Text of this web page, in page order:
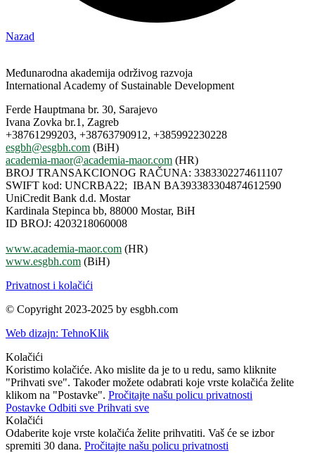
Nazad
Međunarodna akademija održivog razvoja
International Academy of Sustainable Development
Ferde Hauptmana br. 30, Sarajevo
Ivana Zovka br.1, Zagreb
+38761299203, +38763790912, +385992230228
esgbh@esgbh.com (BiH)
academia-maor@academia-maor.com (HR)
BROJ TRANSAKCIONOG RAČUNA: 3383302274611107
SWIFT kod: UNCRBA22; IBAN BA393383304874612590
UniCredit Bank d.d. Mostar
Kardinala Stepinca bb, 88000 Mostar, BiH
ID BROJ: 4203218060008
www.academia-maor.com (HR)
www.esgbh.com (BiH)
Privatnost i kolačići
© Copyright 2023-2025 by esgbh.com
Web dizajn: TehnoKlik
Kolačići
Koristimo kolačiće. Ako mislite da je to u redu, samo kliknite
"Prihvati sve". Također možete odabrati koje vrste kolačića želite
klikom na "Postavke". Pročitajte našu policu privatnosti
Postavke Odbiti sve Prihvati sve
Kolačići
Odaberite koje vrste kolačića želite prihvatiti. Vaš će se izbor
spremiti 30 dana. Pročitajte našu policu privatnosti